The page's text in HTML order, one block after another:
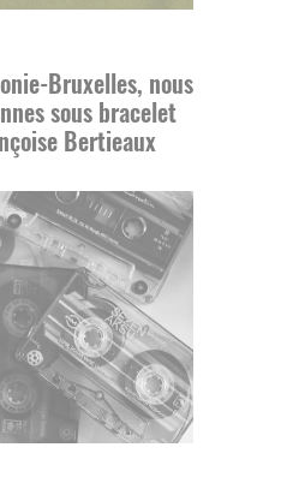
Bruxelles, nous
sous bracelet
Bertieaux